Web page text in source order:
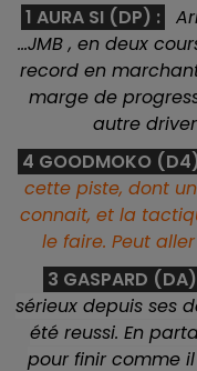
1 AURA SI (DP) :
...JMB , en deux
record en
marge de
autre
4 GOODMOKO
cette piste, dont
connait, et la
le faire. Peut
3 GASPARD (DA)
sérieux depuis ses
été reussi. En
pour finir comme